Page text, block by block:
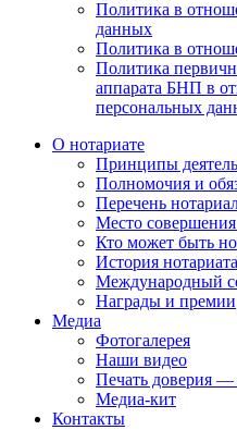
Политика в
данных
Политика в
Политика
аппарата БНП в
персональных
О нотариате
Принципы
Полномочия и
Перечень
Место
Кто может быть
История нотариата
Международный
Награды и премии
Медиа
Фотогалерея
Наши видео
Печать доверия —
Медиа-кит
Контакты